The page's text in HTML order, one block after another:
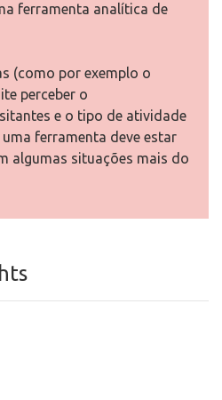
ferramenta analítica de
(como por exemplo o
perceber o
e o tipo de atividade
ferramenta deve estar
algumas situações mais do